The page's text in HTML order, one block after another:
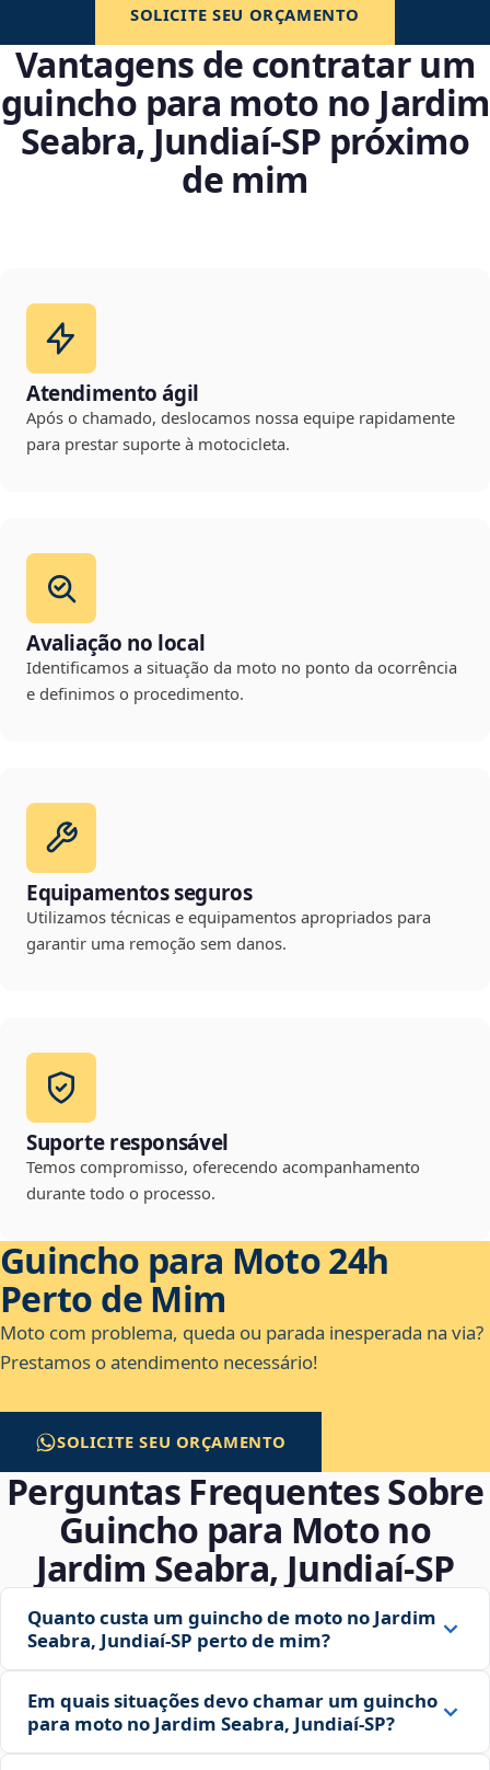
SOLICITE SEU ORÇAMENTO
Vantagens de contratar um
guincho para moto no Jardim
Seabra, Jundiaí‑SP próximo
de mim
Atendimento ágil
Após o chamado, deslocamos nossa equipe rapidamente
para prestar suporte à motocicleta.
Avaliação no local
Identificamos a situação da moto no ponto da ocorrência
e definimos o procedimento.
Equipamentos seguros
Utilizamos técnicas e equipamentos apropriados para
garantir uma remoção sem danos.
Suporte responsável
Temos compromisso, oferecendo acompanhamento
durante todo o processo.
Guincho para Moto 24h
Perto de Mim
Moto com problema, queda ou parada inesperada na via?
Prestamos o atendimento necessário!
SOLICITE SEU ORÇAMENTO
Perguntas Frequentes Sobre
Guincho para Moto no
Jardim Seabra, Jundiaí‑SP
Quanto custa um guincho de moto no Jardim
Seabra, Jundiaí‑SP perto de mim?
Em quais situações devo chamar um guincho
para moto no Jardim Seabra, Jundiaí‑SP?